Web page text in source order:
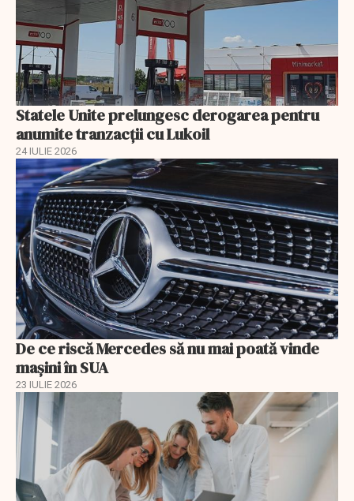
Statele Unite prelungesc derogarea pentru
anumite tranzacții cu Lukoil
24 IULIE 2026
De ce riscă Mercedes să nu mai poată vinde
mașini în SUA
23 IULIE 2026